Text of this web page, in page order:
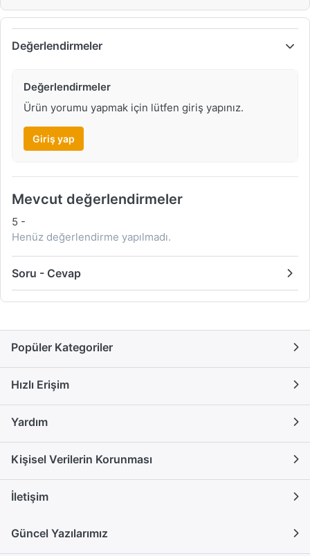
Değerlendirmeler
Değerlendirmeler
Ürün yorumu yapmak için lütfen giriş yapınız.
Giriş yap
Mevcut değerlendirmeler
5 -
Henüz değerlendirme yapılmadı.
Soru - Cevap
Popüler Kategoriler
Hızlı Erişim
Yardım
Kişisel Verilerin Korunması
İletişim
Güncel Yazılarımız